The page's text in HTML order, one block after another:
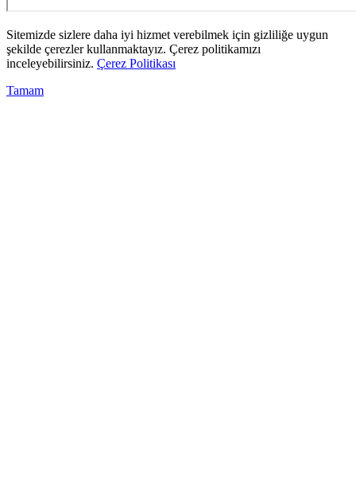
Sitemizde sizlere daha iyi hizmet verebilmek için gizliliğe uygun
şekilde çerezler kullanmaktayız. Çerez politikamızı
inceleyebilirsiniz. Çerez Politikası
Tamam